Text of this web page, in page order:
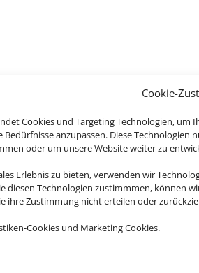
Cookie-
Cookies und Targeting Technologien,
Bedürfnisse anzupassen. Diese
oder um unsere Website weiter zu
Erlebnis zu bieten, verwenden wir
diesen Technologien zustimmmen, können
ihre Zustimmung nicht erteilen oder
Cookies und Marketing Cookies.